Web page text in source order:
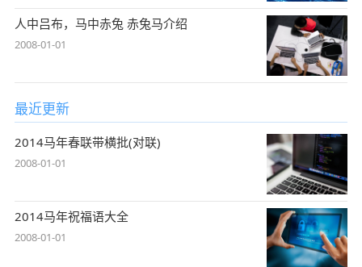
人中吕布，马中赤兔 赤兔马介绍
2008-01-01
最近更新
2014马年春联带横批(对联)
2008-01-01
2014马年祝福语大全
2008-01-01